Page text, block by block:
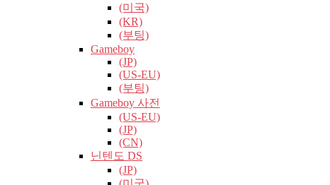
(미국)
(KR)
(부팅)
Gameboy
(JP)
(US-EU)
(부팅)
Gameboy 사전
(US-EU)
(JP)
(CN)
닌텐도 DS
(JP)